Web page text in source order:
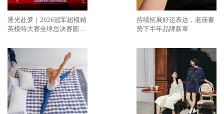
逐光赴梦｜2026冠军超模精
英模特大赛全球总决赛圆满
持续拓展好运表达，老庙蓄
势下半年品牌新章